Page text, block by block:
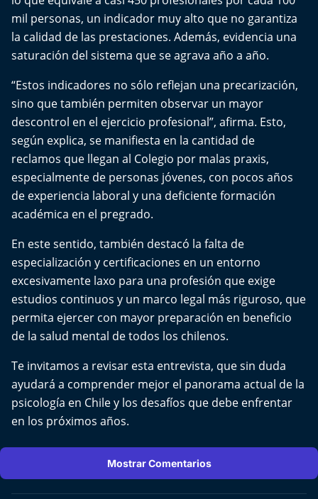
Cultura y Espectáculos
Del Fin del Mundo
Deportes
Conexión Digital
La Ruta del Pulsar
Psicología Abierta
Impacto Tecnológico
Sesiones Dieciocheras
Expreso PM
El Mejor País de Chile
Te invito a tomar once
mil personas, un indicador muy alto que no garantiza
la calidad de las prestaciones. Además, evidencia una
saturación del sistema que se agrava año a año.
“Estos indicadores no sólo reflejan una precarización,
sino que también permiten observar un mayor
descontrol en el ejercicio profesional”, afirma. Esto,
según explica, se manifiesta en la cantidad de
reclamos que llegan al Colegio por malas praxis,
especialmente de personas jóvenes, con pocos años
de experiencia laboral y una deficiente formación
académica en el pregrado.
En este sentido, también destacó la falta de
especialización y certificaciones en un entorno
excesivamente laxo para una profesión que exige
estudios continuos y un marco legal más riguroso, que
permita ejercer con mayor preparación en beneficio
de la salud mental de todos los chilenos.
Te invitamos a revisar esta entrevista, que sin duda
ayudará a comprender mejor el panorama actual de la
psicología en Chile y los desafíos que debe enfrentar
en los próximos años.
Mostrar Comentarios